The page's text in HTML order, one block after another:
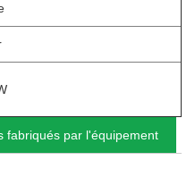
fabriqués par l'équipement